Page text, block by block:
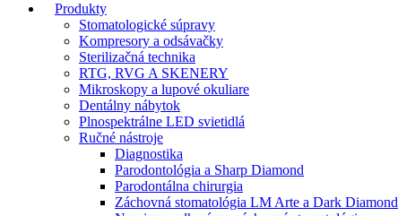
Produkty
Stomatologické súpravy
Kompresory a odsávačky
Sterilizačná technika
RTG, RVG A SKENERY
Mikroskopy a lupové okuliare
Dentálny nábytok
Plnospektrálne LED svietidlá
Ručné nástroje
Diagnostika
Parodontológia a Sharp Diamond
Parodontálna chirurgia
Záchovná stomatológia LM Arte a Dark Diamond